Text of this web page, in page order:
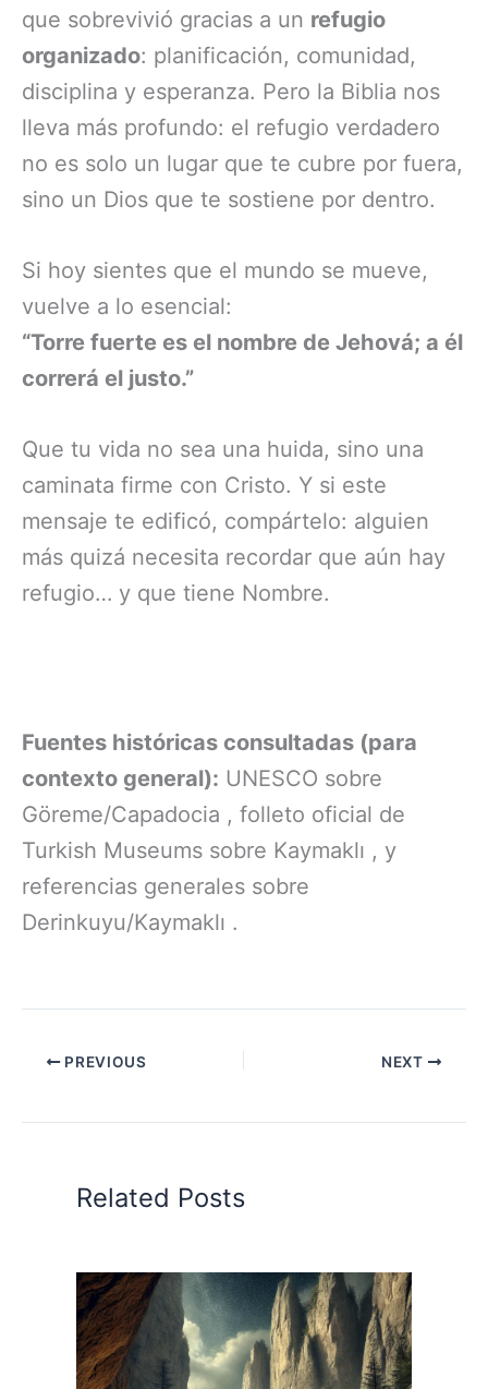
que sobrevivió gracias a un refugio
organizado: planificación, comunidad,
disciplina y esperanza. Pero la Biblia nos
lleva más profundo: el refugio verdadero
no es solo un lugar que te cubre por fuera,
sino un Dios que te sostiene por dentro.
Si hoy sientes que el mundo se mueve,
vuelve a lo esencial:
“Torre fuerte es el nombre de Jehová; a él
correrá el justo.”
Que tu vida no sea una huida, sino una
caminata firme con Cristo. Y si este
mensaje te edificó, compártelo: alguien
más quizá necesita recordar que aún hay
refugio… y que tiene Nombre.
Fuentes históricas consultadas (para
contexto general): UNESCO sobre
Göreme/Capadocia , folleto oficial de
Turkish Museums sobre Kaymaklı , y
referencias generales sobre
Derinkuyu/Kaymaklı .
PREVIOUS NEXT
Related Posts